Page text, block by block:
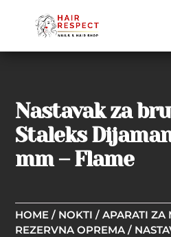
Nastavak za
Staleks
mm – Flame
HOME / NOKTI /APARATI ZA
REZERVNA OPREMA /